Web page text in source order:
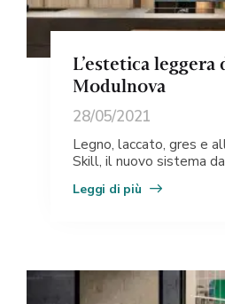
L’estetica leggera
Modulnova
28/05/2021
Legno, laccato, gres e
Skill, il nuovo sistema
di accessori
Leggi di più